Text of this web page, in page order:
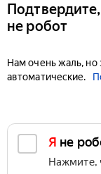
не робот
Нам очень жаль, но
автоматические.
Я не
Нажмите,